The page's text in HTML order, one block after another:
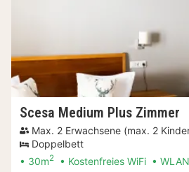
Scesa Medium Plus Zimmer
Max. 2 Erwachsene (max. 2
Doppelbett
30m2 Kostenfreies WiFi WLAN